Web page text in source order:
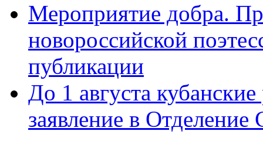
Мероприятие добра.
новороссийской
публикации
До 1 августа
заявление в